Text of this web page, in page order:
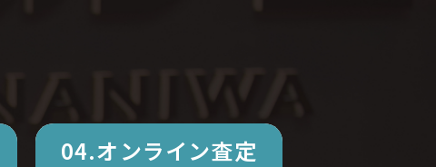
04.オンライン査定